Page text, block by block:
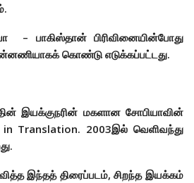
– பாகிஸ்தான் பிரிவினையின்போது
கொண்டு எடுக்கப்பட்டது.
இயக்குநரின் மகளான சோபியாவின்
Translation. 2003இல் வெளிவந்து
இந்தத் திரைப்படம், சிறந்த இயக்கம்